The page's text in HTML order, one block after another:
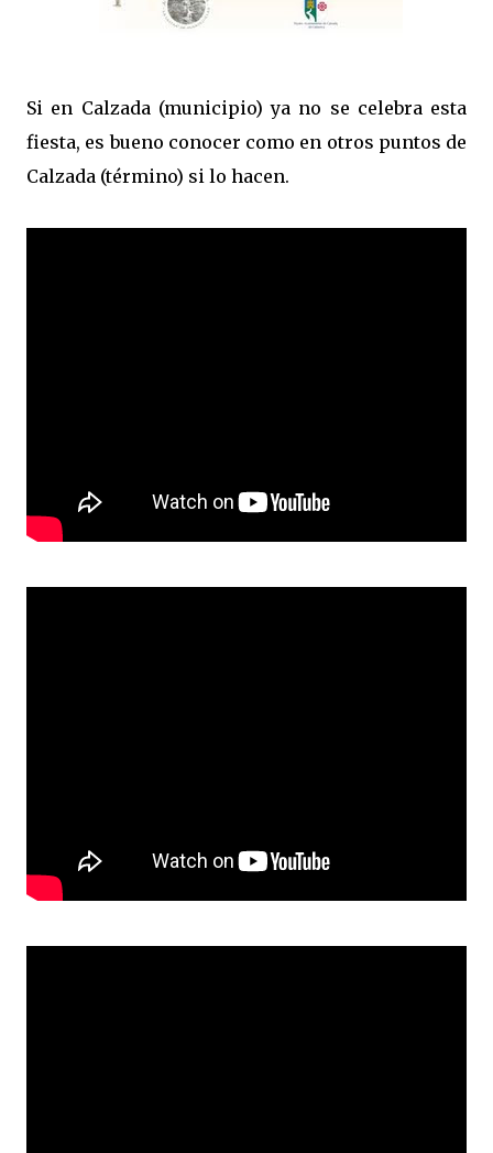
Si en Calzada (municipio) ya no se celebra esta
fiesta, es bueno conocer como en otros puntos de
Calzada (término) si lo hacen.